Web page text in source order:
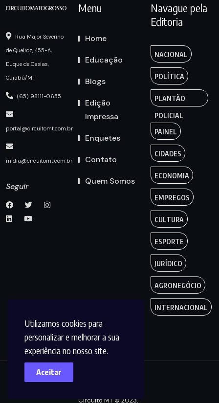
Utilizamos cookies para
personalizar e melhorar a sua
experiência no nosso site.
Aceitar
Rua Major Severino
de Queiroz, 455-A,
Duque de Caxias,
Cuiabá/MT
(65) 98111-0655
portal@circuitomt.com.br
midia@circuitomt.com.br
Seguir
Menu
Home
Educação
Blogs
Edição
Impressa
Enquetes
Contato
Quem Somos
Navague pela
Editoria
NACIONAL
POLÍTICA
PLANTÃO
POLICIAL
PAINEL
CIDADES
ECONOMIA
EMPREGOS
CULTURA
ESPORTE
JURÍDICO
AGRONEGÓCIO
INTERNACIONAL
Circuito MT © 2023.